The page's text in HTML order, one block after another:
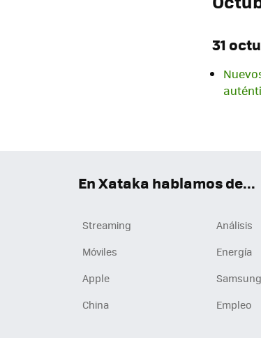
31
En Xataka hablamos de...
Streaming Análisis
Móviles
Energía
Apple
Samsung
China
Empleo